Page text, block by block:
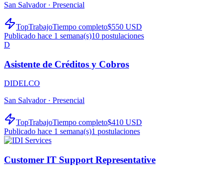
San Salvador · Presencial
TopTrabajoTiempo completo$550 USD
Publicado hace 1 semana(s)10 postulaciones
D
Asistente de Créditos y Cobros
DIDELCO
San Salvador · Presencial
TopTrabajoTiempo completo$410 USD
Publicado hace 1 semana(s)1 postulaciones
Customer IT Support Representative